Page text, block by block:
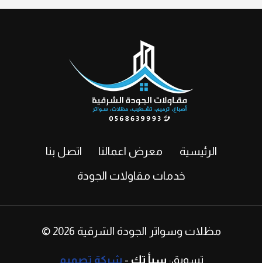
الدمام
الشرقية
–
تركيب
عوازل
عوازل
مائية
الرئيسية معرض اعمالنا
اتصل بنا
خدمات مقاولات الجودة
© 2026 مظلات وسواتر الجودة الشرقية
تسويق: سبأ تك - شركة تصميم